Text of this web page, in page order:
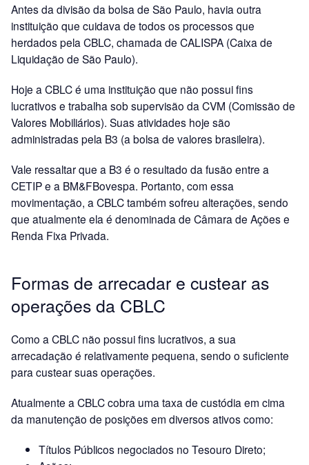
Antes da divisão da bolsa de São Paulo, havia outra
instituição que cuidava de todos os processos que
herdados pela CBLC, chamada de CALISPA (Caixa de
Liquidação de São Paulo).
Hoje a CBLC é uma instituição que não possui fins
lucrativos e trabalha sob supervisão da CVM (Comissão de
Valores Mobiliários). Suas atividades hoje são
administradas pela B3 (a bolsa de valores brasileira).
Vale ressaltar que a B3 é o resultado da fusão entre a
CETIP e a BM&FBovespa. Portanto, com essa
movimentação, a CBLC também sofreu alterações, sendo
que atualmente ela é denominada de Câmara de Ações e
Renda Fixa Privada.
Formas de arrecadar e custear as
operações da CBLC
Como a CBLC não possui fins lucrativos, a sua
arrecadação é relativamente pequena, sendo o suficiente
para custear suas operações.
Atualmente a CBLC cobra uma taxa de custódia em cima
da manutenção de posições em diversos ativos como:
Títulos Públicos negociados no Tesouro Direto;